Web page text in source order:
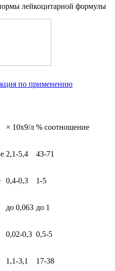
лейкоцитарной формулы
по применению
× 10х9/л % соотношение
2,1-5,4 43-71
0,4-0,3 1-5
до 0,063 до 1
0,02-0,3 0,5-5
1,1-3,1 17-38